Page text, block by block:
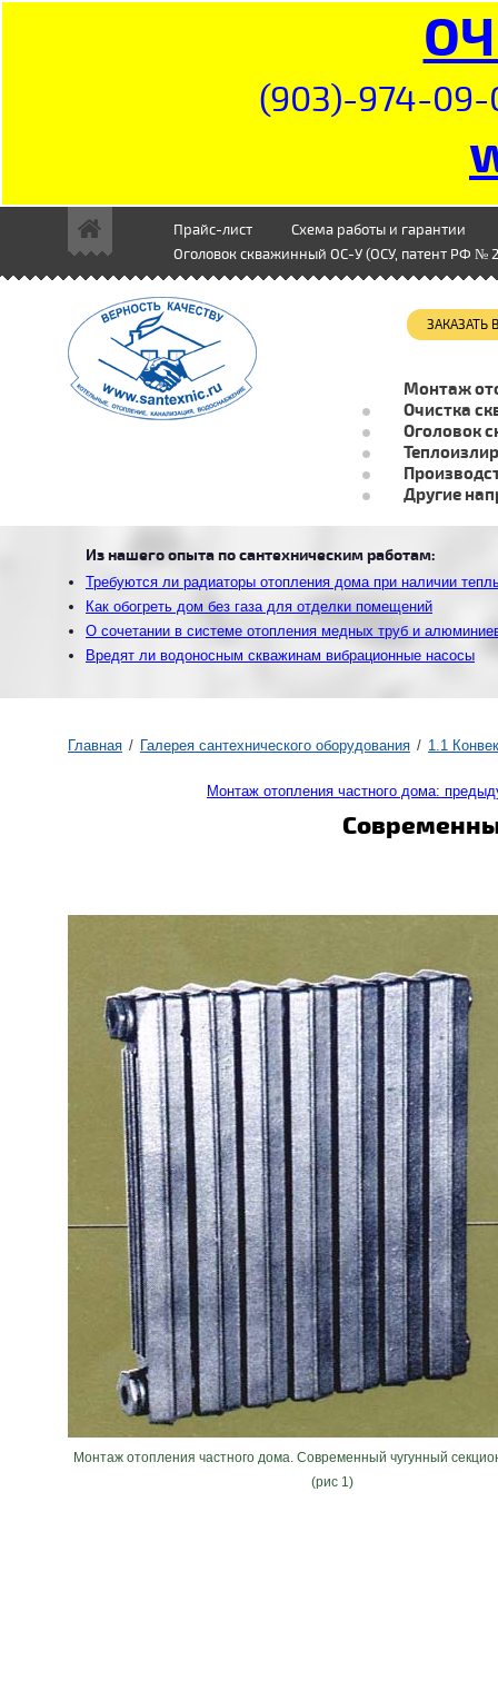
(903)-974-09-
Главная Галерея сантехнического оборудования 1.1
Монтаж отопления частного дома:
Монтаж отопления частного дома. Современный чугунный
(рис 1)
Прайс-лист
Схема работы и гарантии
Оголовок скважинный ОС-У (ОСУ, патент РФ №
Монтаж
Очистка
Оголовок
Другие
Из нашего опыта по сантехническим работам:
Требуются ли радиаторы отопления дома при наличии
Как обогреть дом без газа для отделки помещений
О сочетании в системе отопления медных труб и
Вредят ли водоносным скважинам вибрационные насосы